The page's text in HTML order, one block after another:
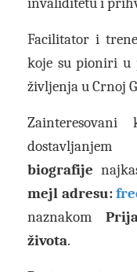
Facilitator i
koje su pioniri u
življenja u Crnoj
biografije
mejl adresu:
naznakom
života.